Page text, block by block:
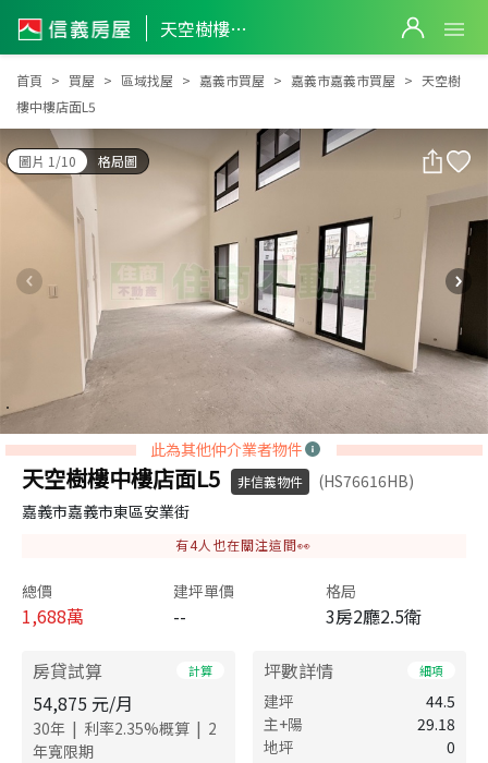
天空樹樓中樓店面L5
天空樹樓中樓店面L5
首頁 買屋 區域找屋 嘉義市買屋 嘉義市嘉義市買屋
天空樹
樓中樓店面L5
圖片 1/10 格局圖
此為其他仲介業者物件
天空樹樓中樓店面L5 非信義物件
(HS76616HB)
嘉義市嘉義市東區安業街
有4人也在關注這間👀
總價
1,688萬
建坪單價
--
格局
3房2廳2.5衛
房貸試算 計算
54,875 元/月
30年 | 利率2.35%概算 | 2
年寬限期
坪數詳情 細項
建坪
44.5
主+陽
29.18
地坪
0